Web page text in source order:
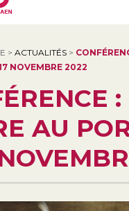
> ACTUALITÉS >
NOVEMBRE 2022
AU